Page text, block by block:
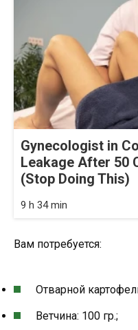
Gynecologist in
Leakage After 50
(Stop Doing This)
9 h 34 min
Вам потребуется:
Отварной
Ветчина: 100 гр.;